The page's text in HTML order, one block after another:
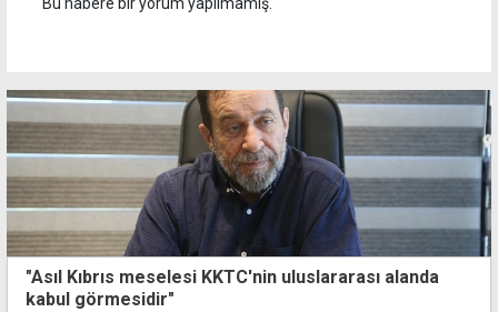
Bu habere bir yorum yapılmamış.
"Asıl Kıbrıs meselesi KKTC'nin uluslararası alanda
kabul görmesidir"